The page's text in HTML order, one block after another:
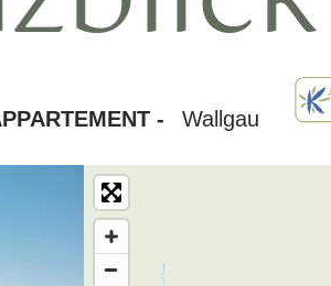
- Wallgau